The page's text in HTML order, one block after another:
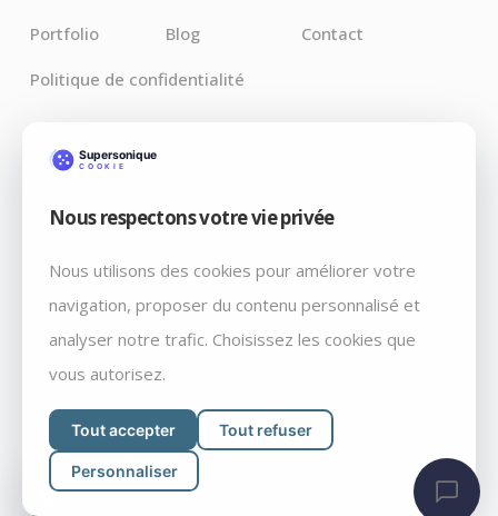
Portfolio Blog Contact
Politique de confidentialité
Claude pour Chrome : l’IA débarque là où vos bugs
vivent vraiment
Débrancher par décret: Fable 5 et Mythos 5, retiré du
marché un vendredi soir, par courrier
WordPress 7.0 « Armstrong » : ce qui change vraiment
Nous respectons votre vie privée
Nous utilisons des cookies pour améliorer votre
navigation, proposer du contenu personnalisé et
analyser notre trafic. Choisissez les cookies que
vous autorisez.
Tout accepter Tout refuser
Personnaliser